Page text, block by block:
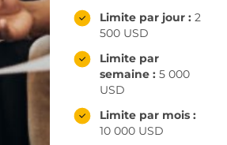
Limite par jour : 2
500 USD
Limite par
semaine :5 000
USD
Limite par mois :
10 000 USD